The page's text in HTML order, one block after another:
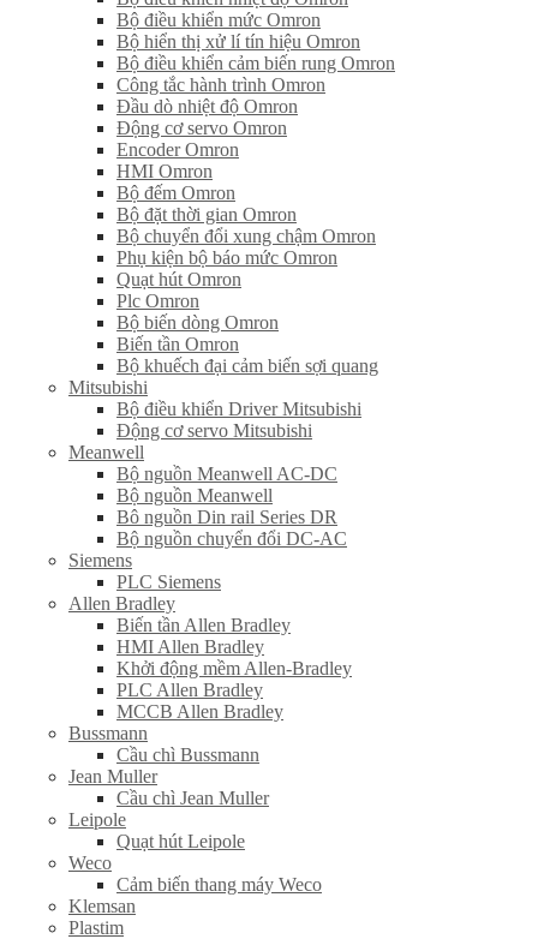
Bộ điều khiển mức Omron
Bộ hiển thị xử lí tín hiệu Omron
Bộ điều khiển cảm biến rung Omron
Công tắc hành trình Omron
Đầu dò nhiệt độ Omron
Động cơ servo Omron
Encoder Omron
HMI Omron
Bộ đếm Omron
Bộ đặt thời gian Omron
Bộ chuyển đổi xung chậm Omron
Phụ kiện bộ báo mức Omron
Quạt hút Omron
Plc Omron
Bộ biến dòng Omron
Biến tần Omron
Bộ khuếch đại cảm biến sợi quang
Mitsubishi
Bộ điều khiển Driver Mitsubishi
Động cơ servo Mitsubishi
Meanwell
Bộ nguồn Meanwell AC-DC
Bộ nguồn Meanwell
Bô nguồn Din rail Series DR
Bộ nguồn chuyển đổi DC-AC
Siemens
PLC Siemens
Allen Bradley
Biến tần Allen Bradley
HMI Allen Bradley
Khởi động mềm Allen-Bradley
PLC Allen Bradley
MCCB Allen Bradley
Bussmann
Cầu chì Bussmann
Jean Muller
Cầu chì Jean Muller
Leipole
Quạt hút Leipole
Weco
Cảm biến thang máy Weco
Klemsan
Plastim